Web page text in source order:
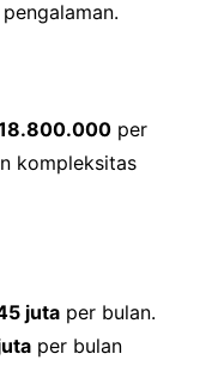
per
kompleksitas
juta per bulan.
per bulan